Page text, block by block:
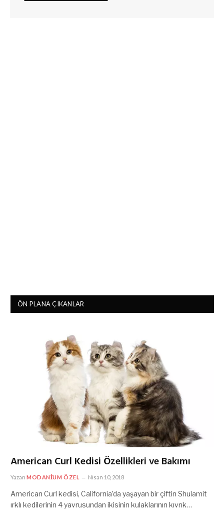
ÖN PLANA ÇIKANLAR
American Curl Kedisi Özellikleri ve Bakımı
Yazan MODANIUM ÖZEL Nisan 10, 2018
American Curl kedisi, California’da yaşayan bir çiftin Shulamit
ırklı kedilerinin 4 yavrusundan ikisinin kulaklarının kıvrık…